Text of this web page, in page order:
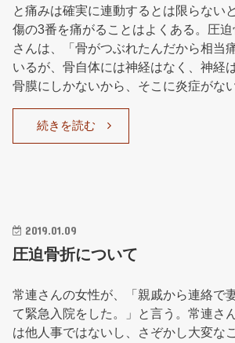
と痛みは確実に連動するとは限らない
傷の3番を痛がることはよくある。圧
さんは、「骨がつぶれたんだから相当
いるが、骨自体には神経はなく、神経
骨膜にしかないから、そこに炎症がな
続きを読む
2019.01.09
圧迫骨折について
常連さんの女性が、「親戚から連絡で
て緊急入院をした。」と言う。常連さ
は他人事ではないし、さぞかし大変な